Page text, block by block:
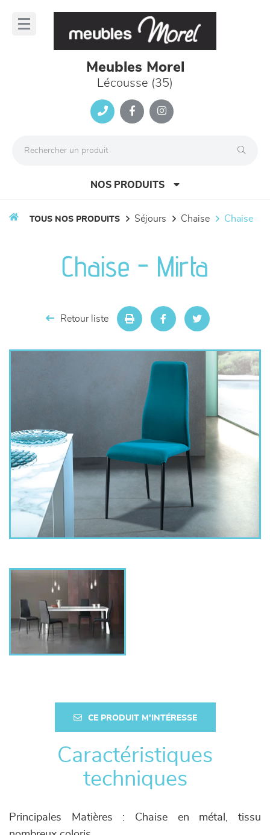
Meubles Morel
Lécousse (35)
NOS PRODUITS
meubles de complément
TOUS NOS PRODUITS séjours chaise chaise
Chaise - Mirta
Retour liste
CE PRODUIT M'INTÉRESSE
Caractéristiques
techniques
Principales Matières : Chaise en métal, tissu